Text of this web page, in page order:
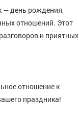
— день рождения,
отношений. Этот
и приятных
отношение к
праздника!